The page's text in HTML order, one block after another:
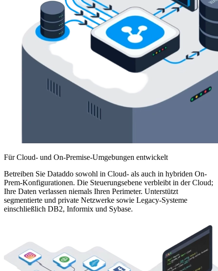
Für Cloud- und On-Premise-Umgebungen entwickelt
Betreiben Sie Dataddo sowohl in Cloud- als auch in hybriden On-
Prem-Konfigurationen. Die Steuerungsebene verbleibt in der Cloud;
Ihre Daten verlassen niemals Ihren Perimeter. Unterstützt
segmentierte und private Netzwerke sowie Legacy-Systeme
einschließlich DB2, Informix und Sybase.